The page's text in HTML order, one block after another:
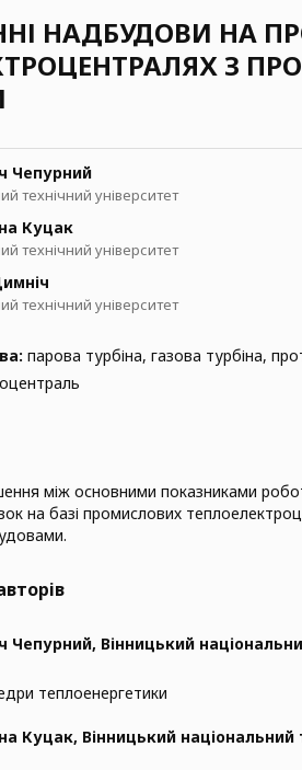
НАДБУДОВИ НА
З
Чепурний
технічний університет
Куцак
технічний університет
технічний університет
парова турбіна, газова турбіна,
між основними показниками
на базі промислових
Чепурний, Вінницький
теплоенергетики
Куцак, Вінницький національний